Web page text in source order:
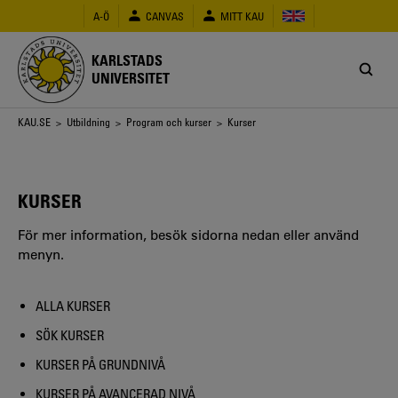
huvudinnehåll
A-Ö CANVAS MITT KAU
KARLSTADS
UNIVERSITET
Länkstig
KAU.SE > Utbildning > Program och kurser > Kurser
KURSER
För mer information, besök sidorna nedan eller använd
menyn.
ALLA KURSER
SÖK KURSER
KURSER PÅ GRUNDNIVÅ
KURSER PÅ AVANCERAD NIVÅ